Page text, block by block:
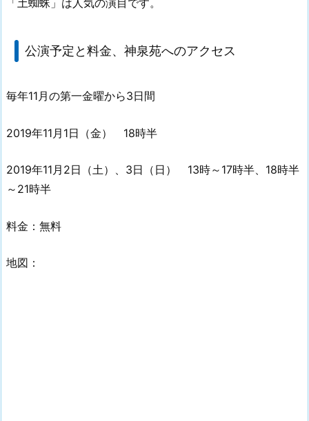
公演予定と料金、神泉苑へのアクセス
毎年11月の第一金曜から3日間
2019年11月1日（金） 18時半
2019年11月2日（土）、3日（日） 13時～17時半、18時半
～21時半
料金：無料
地図：